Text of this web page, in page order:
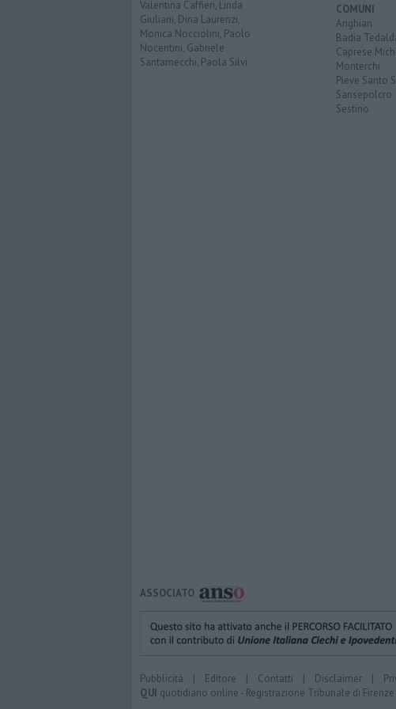
Valentina Caffieri, Linda
Giuliani, Dina Laurenzi,
Monica Nocciolini, Paolo
Nocentini, Gabriele
Santarnecchi, Paola Silvi.
COMUNI
Anghiari
Badia
Caprese
Monterchi
Pieve Santo
Sansepolcro
Sestino
ASSOCIATO
Pubblicità | Editore | Contatti | Disclaimer |
QUI quotidiano online - Registrazione Tribunale di